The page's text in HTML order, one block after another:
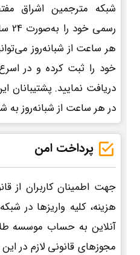
شبکه مترجمین اشراق
هر ساعت از شبانه‌روز
خود را ثبت کرده و در
دریافت نمایید. پشتیبانان
در هر ساعت از شبانه‌روز
پرداخت امن
جهت اطمینان کاربران از
هزینه، کلیه واریزها در
آنلاین به حساب موسسه
مجوزهای قانونی لازم در